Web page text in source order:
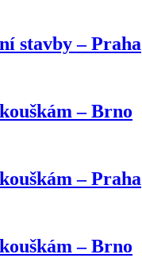
stavby – Praha
– Brno
– Praha
– Brno